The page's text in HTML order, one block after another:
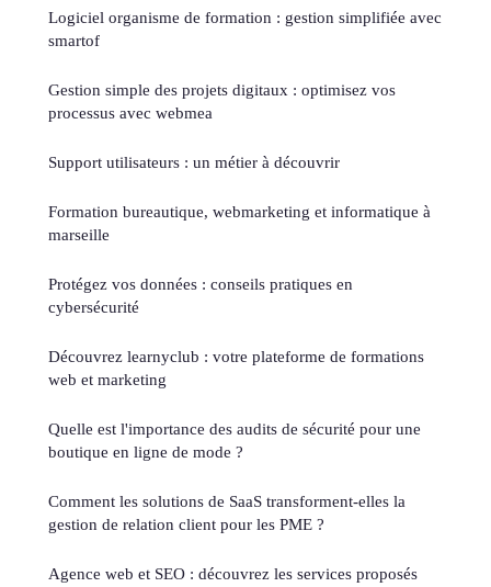
Logiciel organisme de formation : gestion simplifiée avec
smartof
Gestion simple des projets digitaux : optimisez vos
processus avec webmea
Support utilisateurs : un métier à découvrir
Formation bureautique, webmarketing et informatique à
marseille
Protégez vos données : conseils pratiques en
cybersécurité
Découvrez learnyclub : votre plateforme de formations
web et marketing
Quelle est l'importance des audits de sécurité pour une
boutique en ligne de mode ?
Comment les solutions de SaaS transforment-elles la
gestion de relation client pour les PME ?
Agence web et SEO : découvrez les services proposés